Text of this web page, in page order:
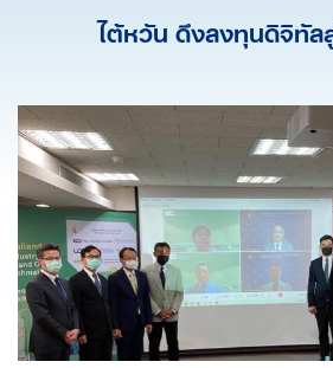
ไต้หวัน ดึงลงทุนดิจิทั